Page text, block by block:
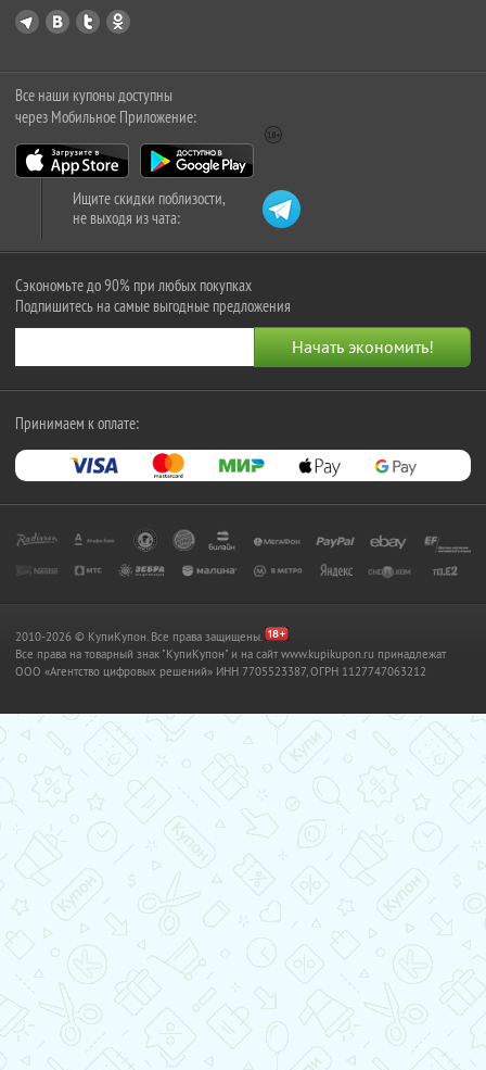
Все наши купоны доступны
через Мобильное Приложение:
Ищите скидки поблизости,
не выходя из чата:
Сэкономьте до 90% при любых покупках
Подпишитесь на самые выгодные предложения
Принимаем к оплате:
2010-2026 © КупиКупон. Все права защищены.
Все права на товарный знак "КупиКупон" и на сайт www.kupikupon.ru принадлежат
OOO «Агентство цифровых решений» ИНН 7705523387, ОГРН 1127747063212